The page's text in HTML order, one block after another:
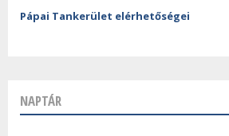
Pápai Tankerület elérhetőségei
NAPTÁR